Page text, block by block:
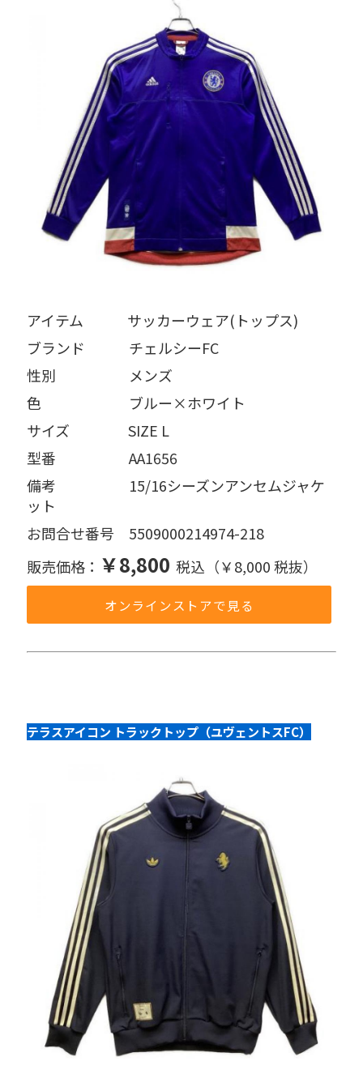
アイテム   サッカーウェア(トップス)
ブランド   チェルシーFC
性別     メンズ
色      ブルー×ホワイト
サイズ    SIZE L
型番     AA1656
備考     15/16シーズンアンセムジャケ
ット
お問合せ番号 5509000214974-218
販売価格： ￥8,800 税込（￥8,000 税抜）
オンラインストアで見る
テラスアイコン トラックトップ（ユヴェントスFC）